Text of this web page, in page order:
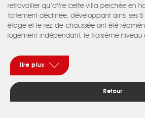
retravailler qu’offre cette villa perchée en
fortement déclinée, développant ainsi ses
étage et le rez-de-chaussée ont été
logement indépendant, le troisième
redéfinissant les volumes existants, de faire
clarifier les déplacements intérieurs et
teintes des matériaux choisis et de la
chauds, harmonise l’ensemble des
réception traités en enfilade sont divisibles
lire plus
Retour